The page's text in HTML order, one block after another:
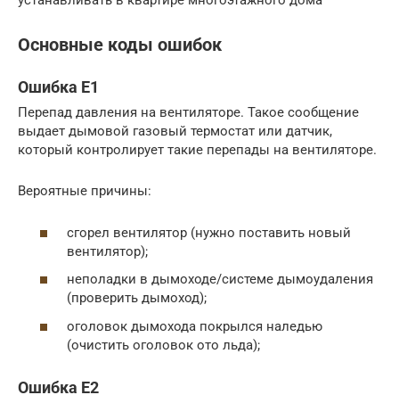
Основные коды ошибок
Ошибка Е1
Перепад давления на вентиляторе. Такое сообщение
выдает дымовой газовый термостат или датчик,
который контролирует такие перепады на вентиляторе.
Вероятные причины:
сгорел вентилятор (нужно поставить новый
вентилятор);
неполадки в дымоходе/системе дымоудаления
(проверить дымоход);
оголовок дымохода покрылся наледью
(очистить оголовок ото льда);
Ошибка Е2